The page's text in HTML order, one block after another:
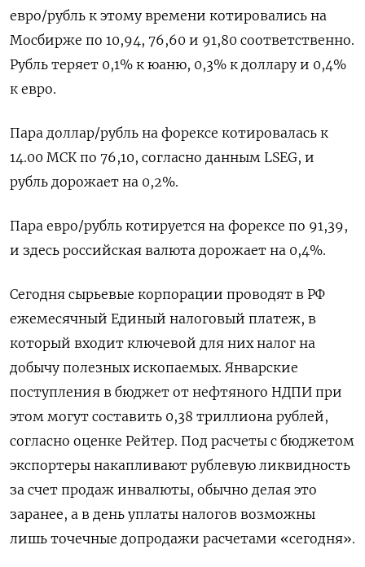
евро/рубль к этому времени котировались на
Мосбирже по 10,94, 76,60 и 91,⁠80 соответственно.
Рубль теряет 0,1% к юаню, ​0,3% к доллару и 0,4%
к евро.
Пара доллар/⁠рубль на форексе котировалась к
14.00 МСК по 76,10, согласно данным LSEG, и
рубль дорожает на 0,2%.
Пара евро/рубль котируется на форексе по 91,⁠39,
и здесь российская валюта дорожает на 0,4%.
Сегодня сырьевые корпорации проводят в РФ
ежемесячный Единый налоговый платеж, в
который входит ключевой для них ‌налог на
добычу полезных ископаемых. Январские
поступления в бюджет от нефтяного НДПИ при
этом могут составить 0,38 триллиона рублей,
согласно оценке ‍Рейтер. Под расчеты с бюджетом
экспортеры накапливают рублевую ликвидность
за счет продаж инвалюты, обычно делая это
заранее, а в день уплаты налогов ‌возможны
лишь точечные допродажи расчетами «сегодня».